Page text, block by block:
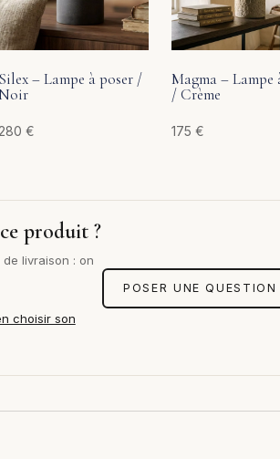
Silex – Lampe à poser /
280€
Magma – Lampe
/ Crème
175€
produit ?
livraison : on
choisir son
POSER UNE QUESTION